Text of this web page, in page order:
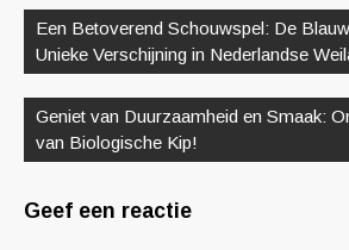
Een Betoverend Schouwspel: De
Unieke Verschijning in Nederlandse
Geniet van Duurzaamheid en Smaak:
van Biologische Kip!
Geef een reactie